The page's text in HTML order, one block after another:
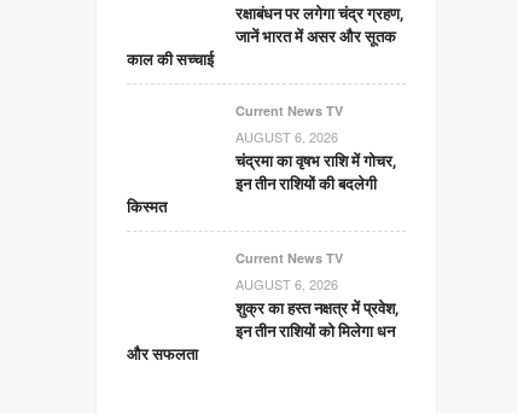
रक्षाबंधन पर लगेगा चंद्र ग्रहण,
जानें भारत में असर और सूतक
काल की सच्चाई
Current News TV
AUGUST 6, 2026
चंद्रमा का वृषभ राशि में गोचर,
इन तीन राशियों की बदलेगी
किस्मत
Current News TV
AUGUST 6, 2026
शुक्र का हस्त नक्षत्र में प्रवेश,
इन तीन राशियों को मिलेगा धन
और सफलता